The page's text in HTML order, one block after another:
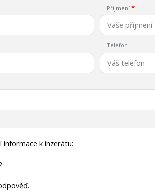
Příjmení
Telefon